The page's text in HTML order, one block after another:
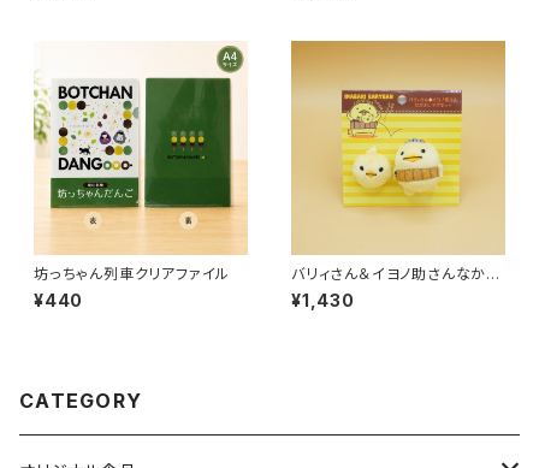
坊っちゃん列車クリアファイル
¥440
バリィさん＆イヨノ助さんなかよ
しマグネット
¥1,430
CATEGORY